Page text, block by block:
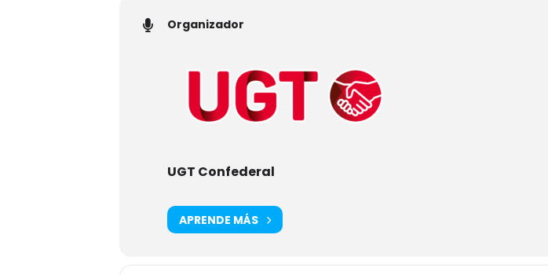
Organizador
UGT Confederal
APRENDE MÁS